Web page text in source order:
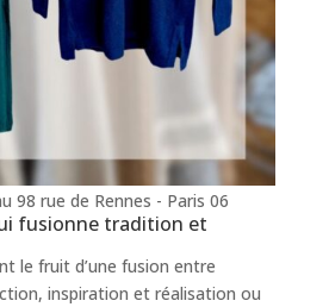
98 rue de Rennes - Paris 06
fusionne tradition et
le fruit d’une fusion entre
inspiration et réalisation ou